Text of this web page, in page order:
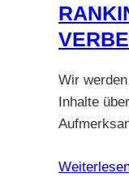
Wir
Inhalte